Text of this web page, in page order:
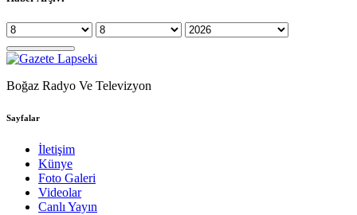
Boğaz Radyo Ve Televizyon
Sayfalar
İletişim
Künye
Foto Galeri
Videolar
Canlı Yayın